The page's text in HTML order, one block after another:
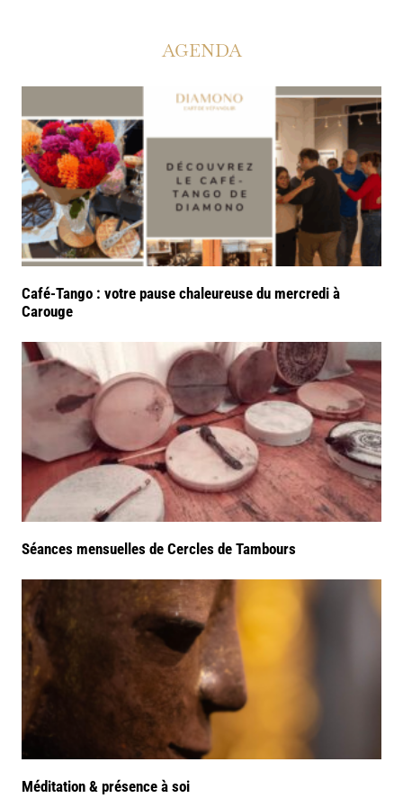
AGENDA
Café-Tango : votre pause chaleureuse du mercredi à
Carouge
Séances mensuelles de Cercles de Tambours
Méditation & présence à soi